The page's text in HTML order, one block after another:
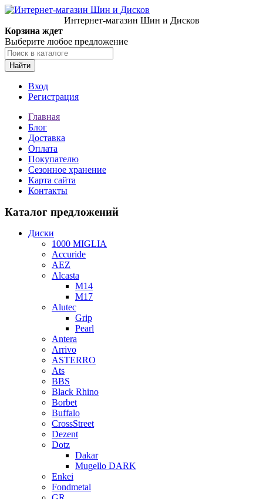
Интернет-магазин Шин и Дисков
Корзина ждет
Выберите любое предложение
Найти
Вход
Регистрация
Главная
Блог
Доставка
Оплата
Покупателю
Сезонное хранение
Карта сайта
Контакты
Каталог предложений
Диски
1000 MIGLIA
Accuride
AEZ
Alcasta
M14
M17
Alutec
Grip
Pearl
Antera
Arrivo
ASTERRO
Ats
BBS
Black Rhino
Borbet
Buffalo
CrossStreet
Dezent
Dotz
Dakar
Mugello DARK
Enkei
Fondmetal